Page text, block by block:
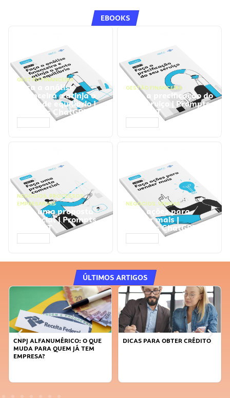
EBOOKS
GESTÃO FINANCEIRA
Faça a análise
financeira e atinja o
ponto de equilíbrio |
Prompts ChatGPT
GESTÃO FINANCEIRA
Faça a precificação do
seu serviço | Prompts
ChatGPT
NEGÓCIOS, PROCESSOS
EMPRESARIAIS
Faça uma proposta
comercial | Prompts
ChatGPT
NEGÓCIOS, VENDAS
Faça ações para
vender mais |
Prompts ChatGPT
ÚLTIMOS ARTIGOS
CNPJ ALFANUMÉRICO: O QUE
MUDA PARA QUEM JÁ TEM
EMPRESA?
DICAS PARA OBTER CRÉDITO